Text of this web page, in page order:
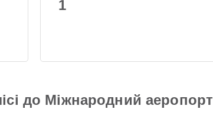
1
до Міжнародний аеропорт